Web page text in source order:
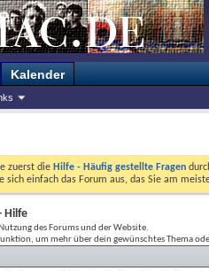
Kalender
zuerst die Hilfe - Häufig gestellte Fragen
sich einfach das Forum aus, das Sie am
Hilfe
des Forums und der Website.
um mehr über dein gewünschtes Thema